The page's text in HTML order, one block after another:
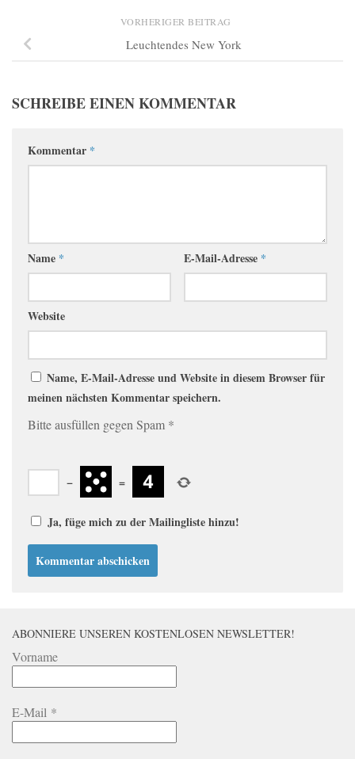
VORHERIGER BEITRAG
Leuchtendes New York
SCHREIBE EINEN KOMMENTAR
Kommentar *
Name * E-Mail-Adresse *
Website
Name, E-Mail-Adresse und Website in diesem Browser für
meinen nächsten Kommentar speichern.
Bitte ausfüllen gegen Spam *
− =
Ja, füge mich zu der Mailingliste hinzu!
ABONNIERE UNSEREN KOSTENLOSEN NEWSLETTER!
Vorname
E-Mail *